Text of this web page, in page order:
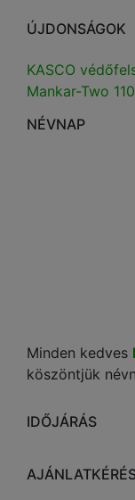
ÚJDONSÁGOK
KASCO
Mankar-Two
NÉVNAP
Minden kedves
köszöntjük
IDŐJÁRÁS